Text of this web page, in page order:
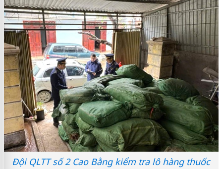
Đội QLTT số 2 Cao Bằng kiểm tra lô hàng thuốc